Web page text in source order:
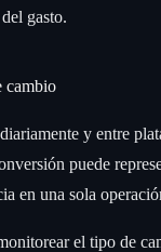
gasto.
cambio
y entre
puede
en una sola
el tipo de